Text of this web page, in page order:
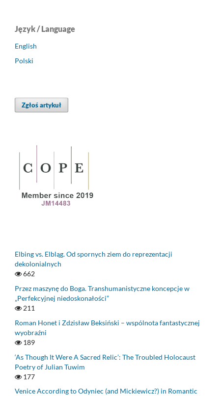
Język / Language
English
Polski
Zgłoś artykuł
Elbing vs. Elbląg. Od spornych ziem do reprezentacji
dekolonialnych
662
Przez maszynę do Boga. Transhumanistyczne koncepcje w
„Perfekcyjnej niedoskonałości”
211
Roman Honet i Zdzisław Beksiński – wspólnota fantastycznej
wyobraźni
189
‘As Though It Were A Sacred Relic’: The Troubled Holocaust
Poetry of Julian Tuwim
177
Venice According to Odyniec (and Mickiewicz?) in Romantic